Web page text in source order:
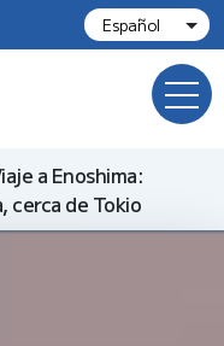
a Enoshima:
cerca de Tokio